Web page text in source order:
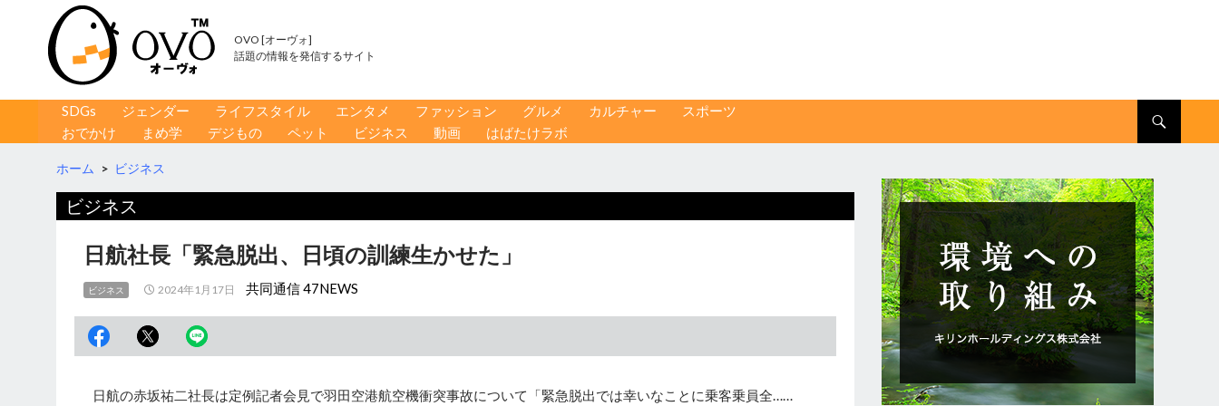
OVO [オーヴォ]
話題の情報を発信するサイト
コンテンツへ移動
SDGs ジェンダー ライフスタイル エンタメ ファッション グルメ カルチャー
スポーツ
おでかけ
まめ学 デジもの ペット ビジネス 動画 はばたけラボ
ホーム > ビジネス
ビジネス
日航社長「緊急脱出、日頃の訓練生かせた」
ビジネス 2024年1月17日 共同通信 47NEWS
日航の赤坂祐二社長は定例記者会見で羽田空港航空機衝突事故について「緊急脱出では幸いなことに乗客乗員全……